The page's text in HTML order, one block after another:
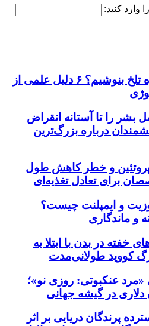
وارد کنید:
چرا باید هر روز قهوه تلخ بنوشیم؟ ۶ دلیل علمی از
بشر را تا آستانه انقراض
درباره بزرگ‌ترین
و خطر کاهش طول
و ایمپلنت چیست؟
و ماندگاری
خفته در بدن با ابتلا به
کووید طولانی‌مدت
عنکبوتی: روزی نو»؛
پرندگان دریایی بر اثر